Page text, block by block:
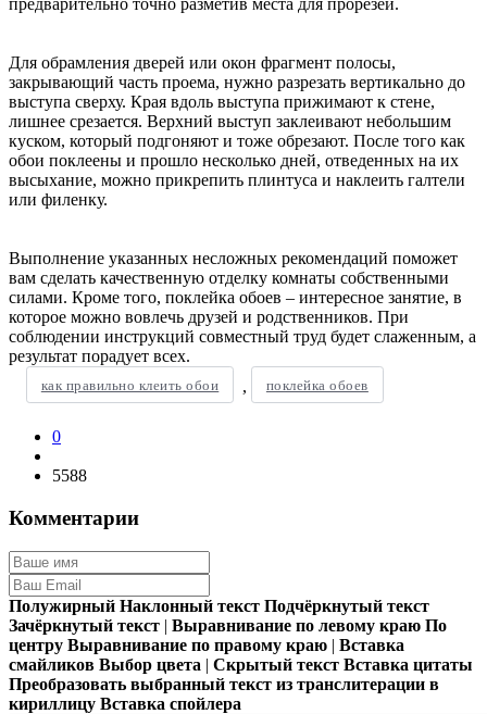
предварительно точно разметив места для прорезей.
Для обрамления дверей или окон фрагмент полосы,
закрывающий часть проема, нужно разрезать вертикально до
выступа сверху. Края вдоль выступа прижимают к стене,
лишнее срезается. Верхний выступ заклеивают небольшим
куском, который подгоняют и тоже обрезают. После того как
обои поклеены и прошло несколько дней, отведенных на их
высыхание, можно прикрепить плинтуса и наклеить галтели
или филенку.
Выполнение указанных несложных рекомендаций поможет
вам сделать качественную отделку комнаты собственными
силами. Кроме того, поклейка обоев – интересное занятие, в
которое можно вовлечь друзей и родственников. При
соблюдении инструкций совместный труд будет слаженным, а
результат порадует всех.
как правильно клеить обои , поклейка обоев
0
5588
Комментарии
Полужирный Наклонный текст Подчёркнутый текст
Зачёркнутый текст | Выравнивание по левому краю По
центру Выравнивание по правому краю | Вставка
смайликов Выбор цвета | Скрытый текст Вставка цитаты
Преобразовать выбранный текст из транслитерации в
кириллицу Вставка спойлера